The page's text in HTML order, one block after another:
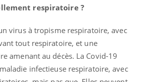
respiratoire ?
virus à tropisme respiratoire, avec
tout respiratoire, et une
amenant au décès. La Covid-19
infectieuse respiratoire, avec